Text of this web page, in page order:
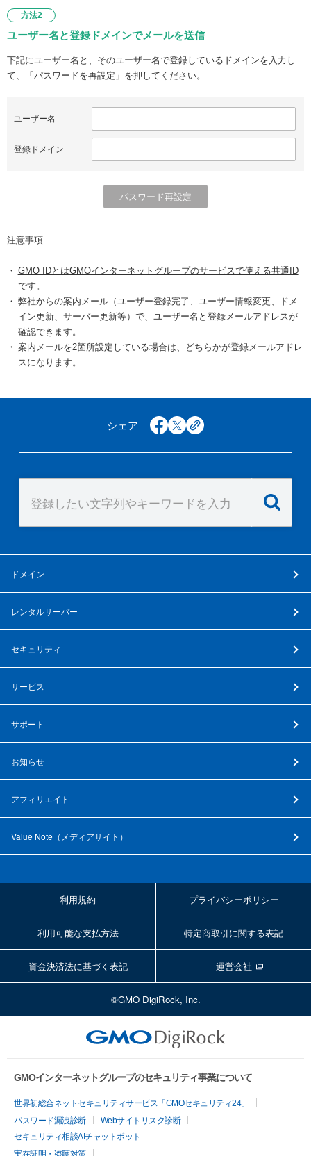
方法2
ユーザー名と登録ドメインでメールを送信
下記にユーザー名と、そのユーザー名で登録しているドメインを入力し
て、「パスワードを再設定」を押してください。
ユーザー名
登録ドメイン
注意事項
GMO IDとはGMOインターネットグループのサービスで使える共通ID
です。
弊社からの案内メール（ユーザー登録完了、ユーザー情報変更、ドメ
イン更新、サーバー更新等）で、ユーザー名と登録メールアドレスが
確認できます。
案内メールを2箇所設定している場合は、どちらかが登録メールアドレ
スになります。
シェア facebook
x copy
ドメイン
レンタルサーバー
セキュリティ
サービス
サポート
お知らせ
アフィリエイト
Value Note（ メディアサイト ）
利用規約 プライバシーポリシー
利用可能な支払方法 特定商取引に関する表記
資金決済法に基づく表記 運営会社
©GMO DigiRock, Inc.
GMOインターネットグループのセキュリティ事業について
世界初総合ネットセキュリティサービス「GMOセキュリティ24」
パスワード漏洩診断
Webサイトリスク診断
セキュリティ相談AIチャットボット
実在証明・盗聴対策